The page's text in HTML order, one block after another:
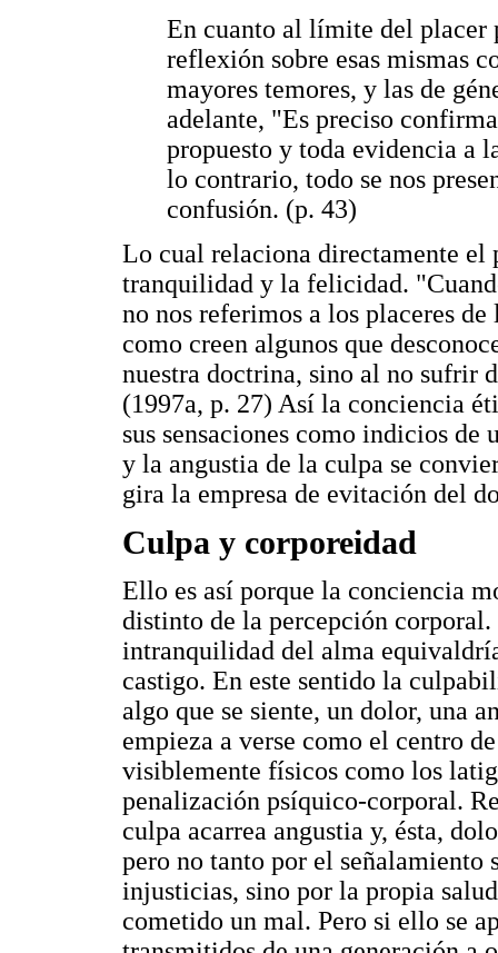
En cuanto al límite del placer
reflexión sobre esas mismas
mayores temores, y las de
adelante, "Es preciso
propuesto y toda evidencia a
lo contrario, todo se nos
confusión. (p. 43)
Lo cual relaciona directamente el
tranquilidad y la felicidad.
no nos referimos a los placeres
como creen algunos que
nuestra doctrina, sino al no sufrir
(1997a, p. 27) Así la conciencia
sus sensaciones como indicios de
y la angustia de la culpa se
gira la empresa de evitación del
Culpa y corporeidad
Ello es así porque la conciencia
distinto de la percepción
intranquilidad del alma
castigo. En este sentido la
algo que se siente, un dolor, una
empieza a verse como el centro
visiblemente físicos como los
penalización psíquico-corporal.
culpa acarrea angustia y, ésta,
pero no tanto por el señalamiento
injusticias, sino por la propia
cometido un mal. Pero si ello se